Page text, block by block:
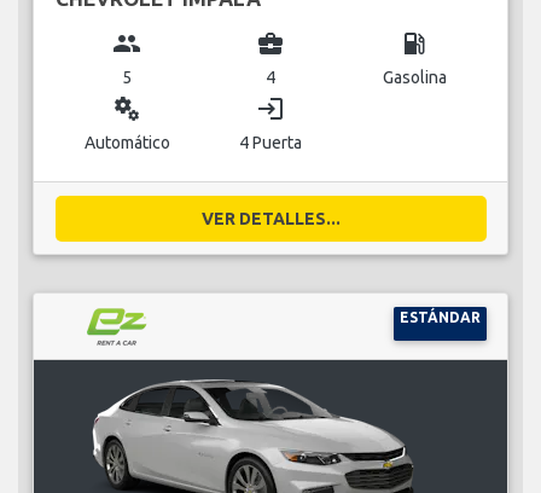
group
5
business_center
4
local_gas_station
Gasolina
miscellaneous_services
Automático
login
4 Puerta
VER DETALLES...
ESTÁNDAR